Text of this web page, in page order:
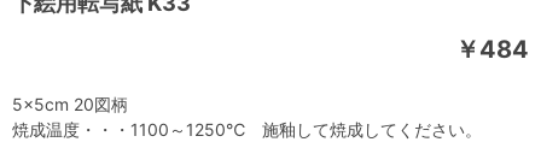
￥484
5×5cm 20図柄
焼成温度・・・1100～1250℃ 施釉して焼成してください。